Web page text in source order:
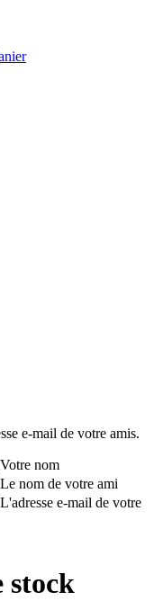
e-mail de votre amis.
Votre nom
Le nom de votre ami
L'adresse e-mail de votre
stock